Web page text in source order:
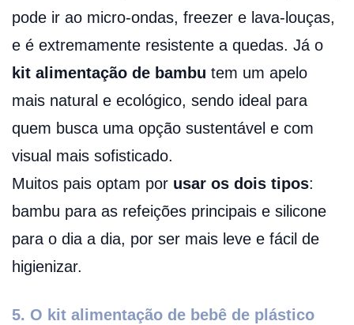
pode ir ao micro-ondas, freezer e lava-louças,
e é extremamente resistente a quedas. Já o
kit alimentação de bambu tem um apelo
mais natural e ecológico, sendo ideal para
quem busca uma opção sustentável e com
visual mais sofisticado.
Muitos pais optam por usar os dois tipos:
bambu para as refeições principais e silicone
para o dia a dia, por ser mais leve e fácil de
higienizar.
5. O kit alimentação de bebê de plástico